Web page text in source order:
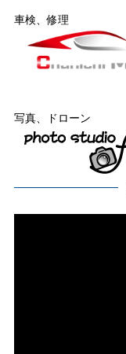
車検、修理
写真、ドローン